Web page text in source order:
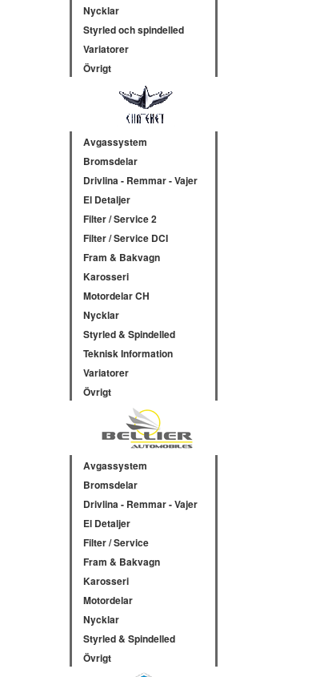
Nycklar
Styrled och spindelled
Variatorer
Övrigt
Avgassystem
Bromsdelar
Drivlina - Remmar - Vajer
El Detaljer
Filter / Service 2
Filter / Service DCI
Fram & Bakvagn
Karosseri
Motordelar CH
Nycklar
Styrled & Spindelled
Teknisk Information
Variatorer
Övrigt
Avgassystem
Bromsdelar
Drivlina - Remmar - Vajer
El Detaljer
Filter / Service
Fram & Bakvagn
Karosseri
Motordelar
Nycklar
Styrled & Spindelled
Övrigt